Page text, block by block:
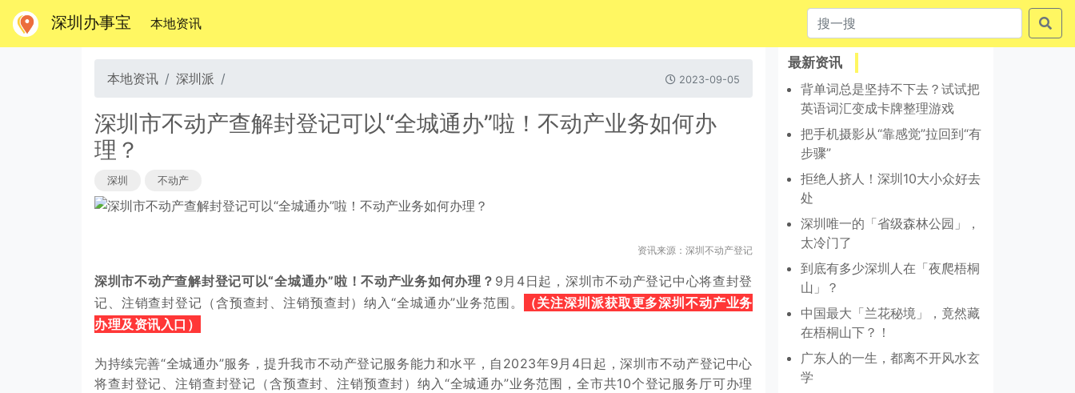
深圳办事宝 本地资讯(当前)
本地资讯 深圳派 2023-09-05
深圳市不动产查解封登记可以“全城通办”啦！不动产业务如何办
理？
深圳 不动产
资讯来源：深圳不动产登记
深圳市不动产查解封登记可以“全城通办”啦！不动产业务如何办理？ 9月4日起，深圳市不动产登记中心将查封登
记、注销查封登记（含预查封、注销预查封）纳入“全城通办”业务范围。
（关注深圳派获取更多深圳不动产业务
办理及资讯入口 ）
为持续完善“全城通办”服务，提升我市不动产登记服务能力和水平，自2023年9月4日起，深圳市不动产登记中心
将查封登记、注销查封登记（含预查封、注销预查封）纳入“全城通办”业务范围，全市共10个登记服务厅可办理
最新资讯
背单词总是坚持不下去？试试把
英语词汇变成卡牌整理游戏
把手机摄影从“靠感觉”拉回到“有
步骤”
拒绝人挤人！深圳10大小众好去
处
深圳唯一的「省级森林公园」，
太冷门了
到底有多少深圳人在「夜爬梧桐
山」？
中国最大「兰花秘境」，竟然藏
在梧桐山下？！
广东人的一生，都离不开风水玄
学